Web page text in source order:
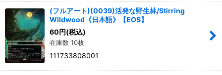
(フルアート)(0039)活発な野生林/Stirring
Wildwood《日本語》【EOS】
60円(税込)
在庫数 10枚
111733808001